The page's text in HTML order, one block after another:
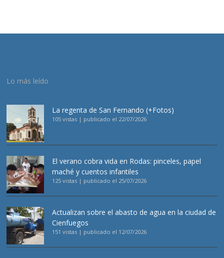
Lo más leído
La regenta de San Fernando (+Fotos)
105 vistas | publicado el 22/07/2026
El verano cobra vida en Rodas: pinceles, papel
maché y cuentos infantiles
125 vistas | publicado el 25/07/2026
Actualizan sobre el abasto de agua en la ciudad de
Cienfuegos
151 vistas | publicado el 12/07/2026